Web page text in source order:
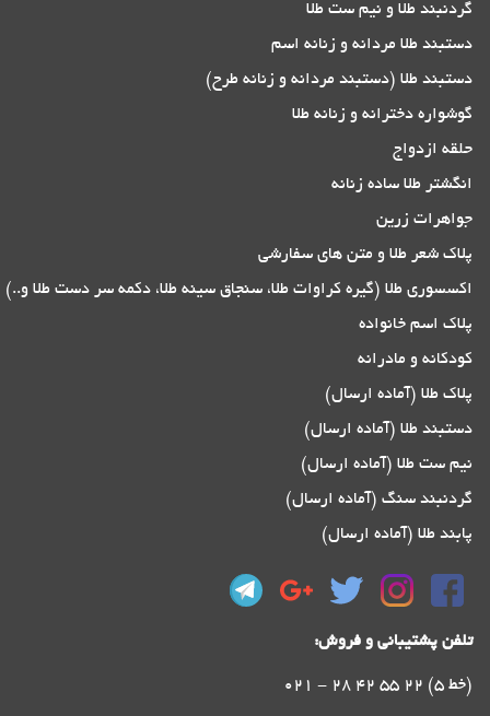
گردنبند طلا و نیم ست طلا
دستبند طلا مردانه و زنانه اسم
دستبند طلا (دستبند مردانه و زنانه طرح)
گوشواره دخترانه و زنانه طلا
حلقه ازدواج
انگشتر طلا ساده زنانه
جواهرات زرین
پلاک شعر طلا و متن های سفارشی
اکسسوری طلا (گیره کراوات طلا، سنجاق سینه طلا، دکمه سر دست طلا و..)
پلاک اسم خانواده
کودکانه و مادرانه
پلاک طلا (آماده ارسال)
دستبند طلا (آماده ارسال)
نیم ست طلا (آماده ارسال)
گردنبند سنگ (آماده ارسال)
پابند طلا (آماده ارسال)
تلفن پشتیبانی و فروش:
021 - 28 42 55 22 (5 خط)